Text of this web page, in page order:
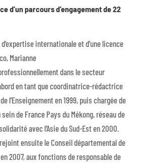
d’un parcours d’engagement de 22
d’expertise internationale et d’une licence
Marianne
dans le secteur
en tant que coordinatrice-rédactrice
l’Enseignement en 1999, puis chargée de
de France Pays du Mékong, réseau de
avec l’Asie du Sud-Est en 2000.
ensuite le Conseil départemental de
2007, aux fonctions de responsable de